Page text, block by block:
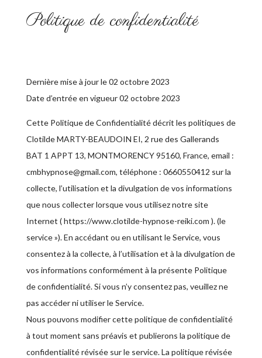
Politique de confidentialité
Dernière mise à jour le 02 octobre 2023
Date d’entrée en vigueur 02 octobre 2023
Cette Politique de Confidentialité décrit les politiques de
Clotilde MARTY-BEAUDOIN EI, 2 rue des Gallerands
BAT 1 APPT 13, MONTMORENCY 95160, France, email :
cmbhypnose@gmail.com, téléphone : 0660550412 sur la
collecte, l’utilisation et la divulgation de vos informations
que nous collecter lorsque vous utilisez notre site
Internet ( https://www.clotilde-hypnose-reiki.com ). (le
service »). En accédant ou en utilisant le Service, vous
consentez à la collecte, à l’utilisation et à la divulgation de
vos informations conformément à la présente Politique
de confidentialité. Si vous n’y consentez pas, veuillez ne
pas accéder ni utiliser le Service.
Nous pouvons modifier cette politique de confidentialité
à tout moment sans préavis et publierons la politique de
confidentialité révisée sur le service. La politique révisée